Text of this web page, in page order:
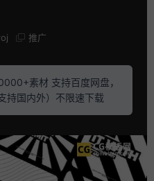
推广
素材 支持百度网盘，
持国内外）不限速下载